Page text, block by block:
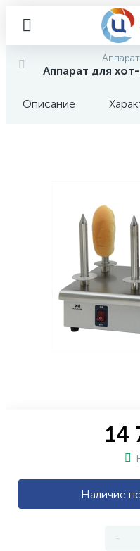
Аппарат для
Описание
14
Наличие
-